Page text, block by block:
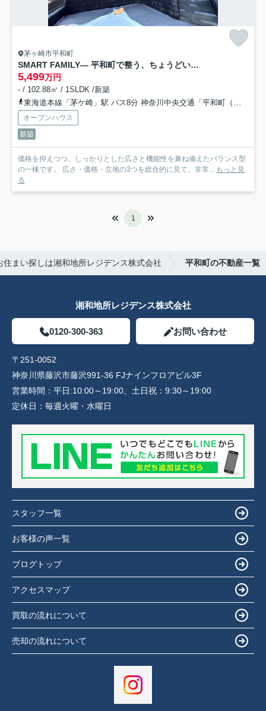
茅ヶ崎市平和町
SMART FAMILY— 平和町で整う、ちょうどいい暮らし
5,499万円
- / 102.88㎡ / 1SLDK /新築
東海道本線「茅ケ崎」駅 バス8分 神奈川中央交通「平和町（神奈川県）」 停歩3分
オープンハウス
新築
価格を抑えつつ、しっかりとした広さと機能性を兼ね備えたバランス型
の一棟です。 広さ・価格・立地の3つを総合的に見て、非常... もっと見
る
1
まい探しは湘和地所レジデンス株式会社 平和町の不動産一覧
湘和地所レジデンス株式会社
0120-300-363 お問い合わせ
〒251-0052
神奈川県藤沢市藤沢991-36 FJナインフロアビル3F
営業時間： 平日:10:00～19:00、土日祝：9:30～19:00
定休日： 毎週火曜・水曜日
スタッフ一覧
お客様の声一覧
ブログトップ
アクセスマップ
買取の流れについて
売却の流れについて